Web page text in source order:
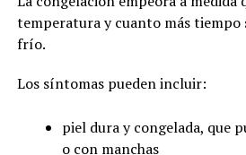
temperatura y cuanto más tiempo
frío.
Los síntomas pueden incluir:
piel dura y congelada, que
o con manchas